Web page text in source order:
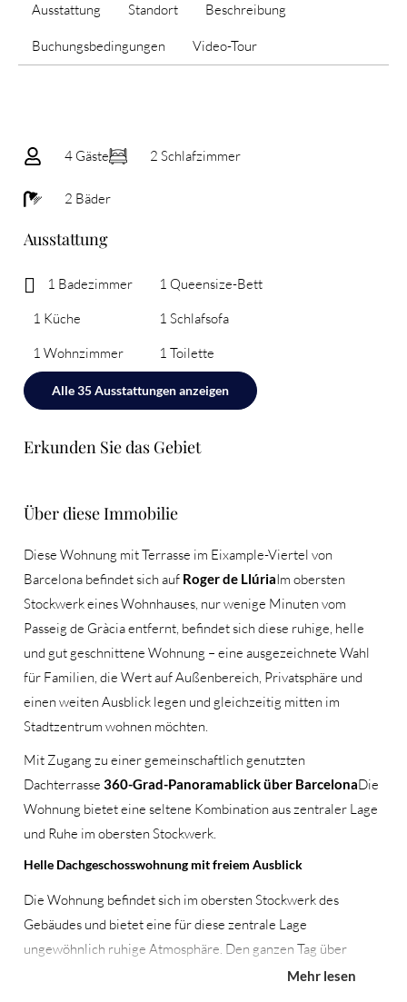
Ausstattung Standort Beschreibung
Buchungsbedingungen Video-Tour
4 Gäste 2 Schlafzimmer
2 Bäder
Ausstattung
1 Badezimmer
1 Küche
1 Wohnzimmer
1 Queensize-Bett
1 Schlafsofa
1 Toilette
Alle 35 Ausstattungen anzeigen
Erkunden Sie das Gebiet
Über diese Immobilie
Diese Wohnung mit Terrasse im Eixample-Viertel von
Barcelona befindet sich auf Roger de LlúriaIm obersten
Stockwerk eines Wohnhauses, nur wenige Minuten vom
Passeig de Gràcia entfernt, befindet sich diese ruhige, helle
und gut geschnittene Wohnung – eine ausgezeichnete Wahl
für Familien, die Wert auf Außenbereich, Privatsphäre und
einen weiten Ausblick legen und gleichzeitig mitten im
Stadtzentrum wohnen möchten.
Mit Zugang zu einer gemeinschaftlich genutzten
Dachterrasse 360-Grad-Panoramablick über BarcelonaDie
Wohnung bietet eine seltene Kombination aus zentraler Lage
und Ruhe im obersten Stockwerk.
Helle Dachgeschosswohnung mit freiem Ausblick
Die Wohnung befindet sich im obersten Stockwerk des
Gebäudes und bietet eine für diese zentrale Lage
ungewöhnlich ruhige Atmosphäre. Den ganzen Tag über
durchfluten natürliches Licht die Wohnräume, und die erhöhte
Mehr lesen